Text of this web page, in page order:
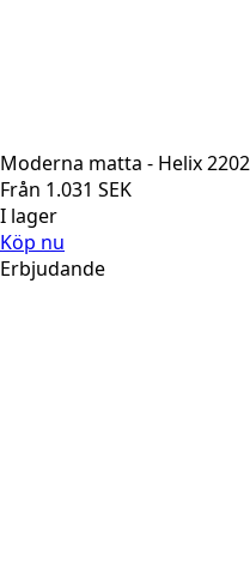
Moderna matta - Helix
Från 1.031 SEK
I lager
Köp nu
Erbjudande